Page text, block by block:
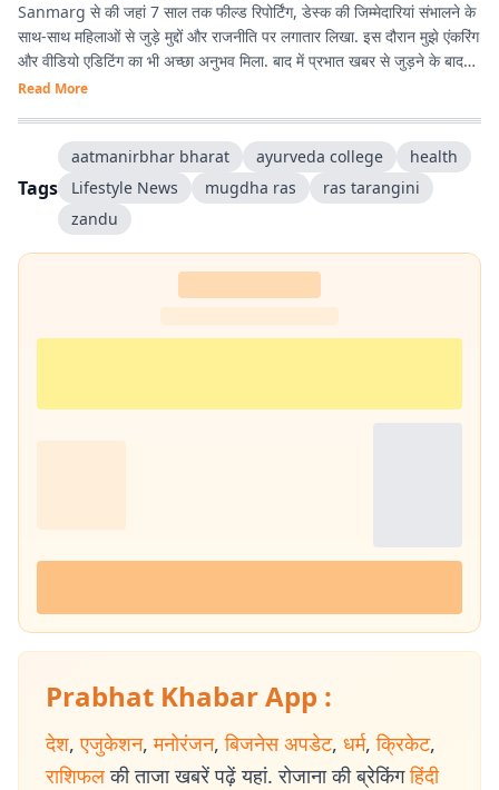
Sanmarg से की जहां 7 साल तक फील्ड रिपोर्टिंग, डेस्क की जिम्मेदारियां संभालने के
साथ-साथ महिलाओं से जुड़े मुद्दों और राजनीति पर लगातार लिखा. इस दौरान मुझे एंकरिंग
और वीडियो एडिटिंग का भी अच्छा अनुभव मिला. बाद में प्रभात खबर से जुड़ने के बाद
मेरा फोकस हार्ड न्यूज पर ज्यादा रहा. वहीं लाइफस्टाइल जर्नलिज्म में भी काम करने का
Read More
Tags
aatmanirbhar bharat ayurveda college
health
Lifestyle News
mugdha ras
ras tarangini
zandu
Prabhat Khabar App :
देश, एजुकेशन, मनोरंजन, बिजनेस अपडेट, धर्म, क्रिकेट,
राशिफल की ताजा खबरें पढ़ें यहां. रोजाना की ब्रेकिंग हिंदी